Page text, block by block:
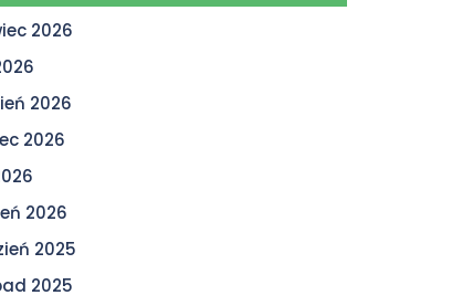
2026
2026
2026
2026
2025
2025